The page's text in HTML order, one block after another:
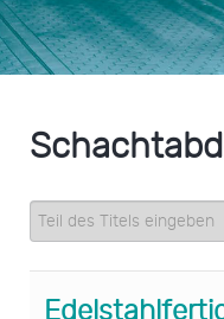
Teil des Titels eingeben